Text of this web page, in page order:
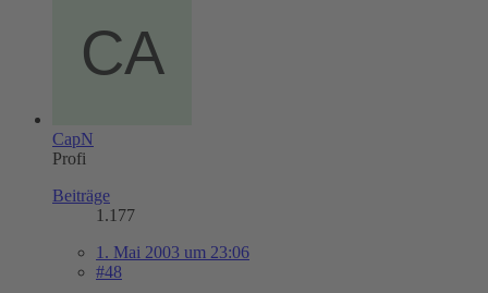
CapN
Profi
Beiträge
1.177
1. Mai 2003 um 23:06
#48